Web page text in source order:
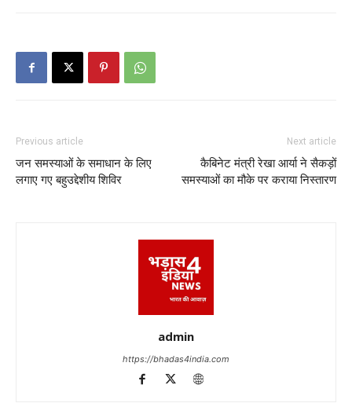
Previous article
जन समस्याओं के समाधान के लिए
लगाए गए बहुउद्देशीय शिविर
Next article
कैबिनेट मंत्री रेखा आर्या ने सैकड़ों
समस्याओं का मौके पर कराया निस्तारण
admin
https://bhadas4india.com